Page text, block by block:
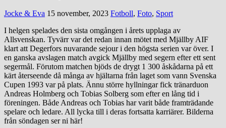
Jocke & Eva 15 november, 2023 Fotboll, Foto, Sport
I helgen spelades den sista omgången i årets upplaga av
Allsvenskan. Tyvärr var det redan innan mötet med Mjällby AIF
klart att Degerfors nuvarande sejour i den högsta serien var över. I
en ganska avslagen match avgick Mjällby med segern efter ett sent
segermål. Förutom matchen bjöds de drygt 1 300 åskådarna på ett
kärt återseende då många av hjältarna från laget som vann Svenska
Cupen 1993 var på plats. Ännu större hyllningar fick tränarduon
Andreas Holmberg och Tobias Solberg som efter en lång tid i
föreningen. Både Andreas och Tobias har varit både framträdande
spelare och ledare. All lycka till i deras fortsatta karriärer. Bilderna
från söndagen ser ni här!